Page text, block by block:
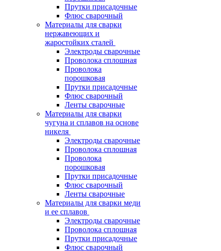
Прутки присадочные
Флюс сварочный
Материалы для сварки
нержавеющих и
жаростойких сталей
Электроды сварочные
Проволока сплошная
Проволока
порошковая
Прутки присадочные
Флюс сварочный
Ленты сварочные
Материалы для сварки
чугуна и сплавов на основе
никеля
Электроды сварочные
Проволока сплошная
Проволока
порошковая
Прутки присадочные
Флюс сварочный
Ленты сварочные
Материалы для сварки меди
и ее сплавов
Электроды сварочные
Проволока сплошная
Прутки присадочные
Флюс сварочный